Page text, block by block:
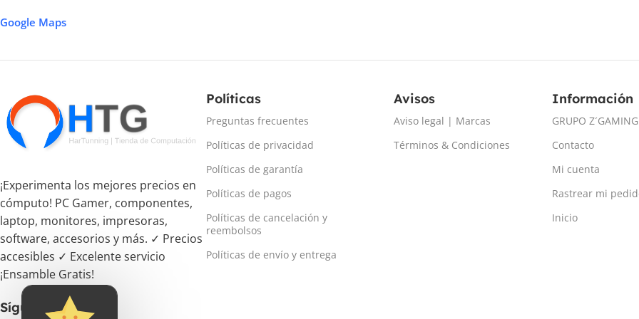
Google Maps
¡Experimenta los mejores precios en
cómputo! PC Gamer, componentes,
laptop, monitores, impresoras,
software, accesorios y más. ✓ Precios
accesibles ✓ Excelente servicio
¡Ensamble Gratis!
Síguenos
Políticas
Preguntas frecuentes
Políticas de privacidad
Políticas de garantía
Políticas de pagos
Políticas de cancelación y
reembolsos
Políticas de envío y entrega
Avisos
Aviso legal | Marcas
Términos & Condiciones
Información
GRUPO Z´GAMING
Contacto
Mi cuenta
Rastrear mi
Inicio